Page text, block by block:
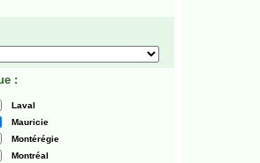
:
Laval
Mauricie
Montérégie
Montréal